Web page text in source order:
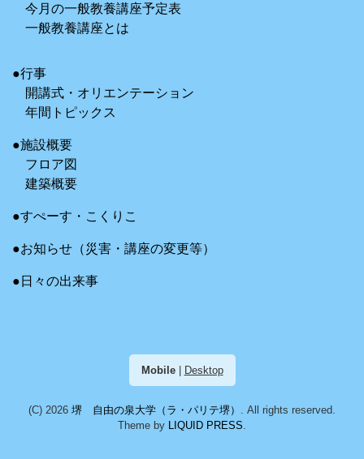
今月の一般教養講座予定表
一般教養講座とは
●行事
開講式・オリエンテーション
年間トピックス
●施設概要
フロア図
建築概要
●すぺーす・こくりこ
●お知らせ（災害・講座の変更等）
●日々の出来事
Mobile| Desktop
(C) 2026 堺 自由の泉大学（ラ・パリテ堺）
. All rights reserved.
Theme by LIQUID PRESS